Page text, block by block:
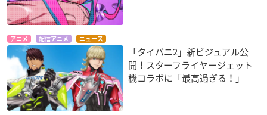
アニメ 配信アニメ ニュース
「タイバニ2」新ビジュアル公
開！スターフライヤージェット
機コラボに「最高過ぎる！」